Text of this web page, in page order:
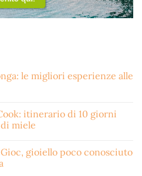
le migliori esperienze alle
itinerario di 10 giorni
miele
gioiello poco conosciuto